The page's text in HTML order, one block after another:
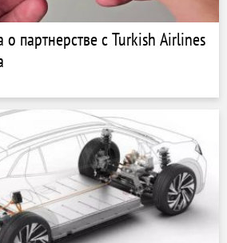
о партнерстве с Turkish Airlines